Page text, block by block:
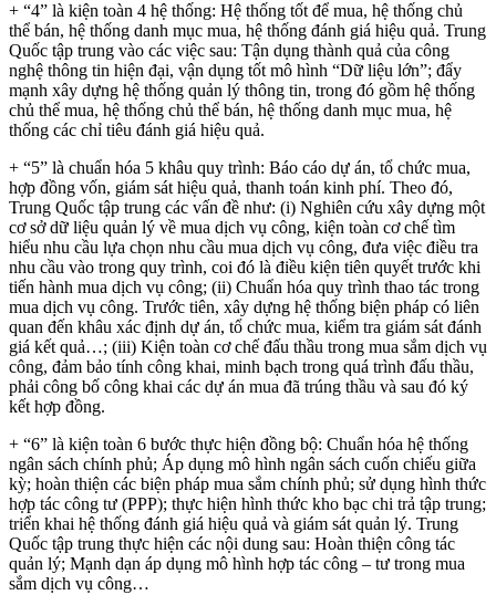
+ “4” là kiện toàn 4 hệ thống: Hệ thống tốt để mua, hệ thống chủ
thể bán, hệ thống danh mục mua, hệ thống đánh giá hiệu quả. Trung
Quốc tập trung vào các việc sau: Tận dụng thành quả của công
nghệ thông tin hiện đại, vận dụng tốt mô hình “Dữ liệu lớn”; đẩy
mạnh xây dựng hệ thống quản lý thông tin, trong đó gồm hệ thống
chủ thể mua, hệ thống chủ thể bán, hệ thống danh mục mua, hệ
thống các chỉ tiêu đánh giá hiệu quả.
+ “5” là chuẩn hóa 5 khâu quy trình: Báo cáo dự án, tổ chức mua,
hợp đồng vốn, giám sát hiệu quả, thanh toán kinh phí. Theo đó,
Trung Quốc tập trung các vấn đề như: (i) Nghiên cứu xây dựng một
cơ sở dữ liệu quản lý về mua dịch vụ công, kiện toàn cơ chế tìm
hiểu nhu cầu lựa chọn nhu cầu mua dịch vụ công, đưa việc điều tra
nhu cầu vào trong quy trình, coi đó là điều kiện tiên quyết trước khi
tiến hành mua dịch vụ công; (ii) Chuẩn hóa quy trình thao tác trong
mua dịch vụ công. Trước tiên, xây dựng hệ thống biện pháp có liên
quan đến khâu xác định dự án, tổ chức mua, kiểm tra giám sát đánh
giá kết quả…; (iii) Kiện toàn cơ chế đấu thầu trong mua sắm dịch vụ
công, đảm bảo tính công khai, minh bạch trong quá trình đấu thầu,
phải công bố công khai các dự án mua đã trúng thầu và sau đó ký
kết hợp đồng.
+ “6” là kiện toàn 6 bước thực hiện đồng bộ: Chuẩn hóa hệ thống
ngân sách chính phủ; Áp dụng mô hình ngân sách cuốn chiếu giữa
kỳ; hoàn thiện các biện pháp mua sắm chính phủ; sử dụng hình thức
hợp tác công tư (PPP); thực hiện hình thức kho bạc chi trả tập trung;
triển khai hệ thống đánh giá hiệu quả và giám sát quản lý. Trung
Quốc tập trung thực hiện các nội dung sau: Hoàn thiện công tác
quản lý; Mạnh dạn áp dụng mô hình hợp tác công – tư trong mua
sắm dịch vụ công…